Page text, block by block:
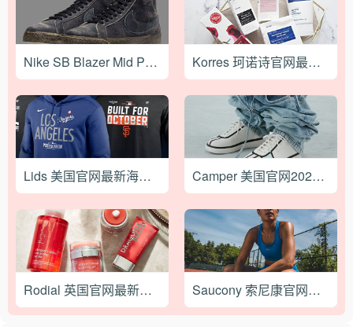
Nike SB Blazer Mid Premium 全新配色官图释出 Korres 珂诺诗官网最新海淘下单攻略教程
Lids 美国官网最新海淘攻略 Camper 美国官网2024最新海淘下单教程
Rodial 英国官网最新海淘下单攻略教程 Saucony 索尼康官网最新海淘攻略